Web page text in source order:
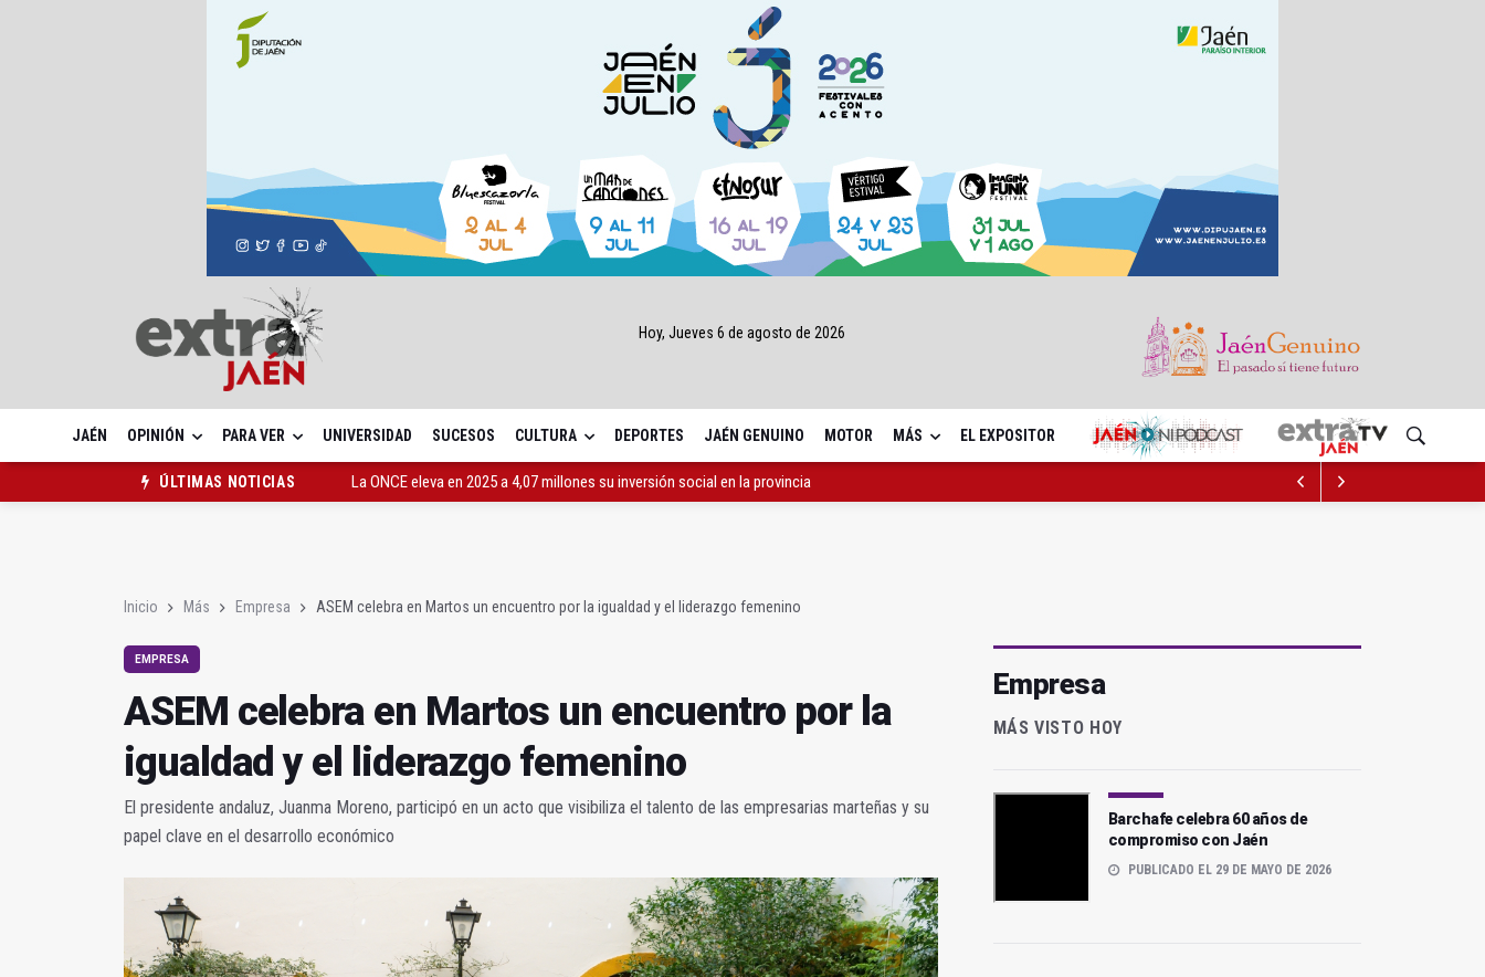
Hoy, Jueves 6 de agosto de 2026
JAÉN OPINIÓN PARA VER UNIVERSIDAD SUCESOS CULTURA DEPORTES JAÉN GENUINO MOTOR MÁS EL EXPOSITOR
ÚLTIMAS NOTICIAS
La ONCE eleva en 2025 a 4,07 millones su inversión social en la provincia
Inicio Más Empresa ASEM celebra en Martos un encuentro por la igualdad y el liderazgo femenino
EMPRESA
ASEM celebra en Martos un encuentro por la
igualdad y el liderazgo femenino
El presidente andaluz, Juanma Moreno, participó en un acto que visibiliza el talento de las empresarias marteñas y su
papel clave en el desarrollo económico
Empresa
MÁS VISTO HOY
Barchafe celebra 60 años de
compromiso con Jaén
PUBLICADO EL 29 DE MAYO DE 2026